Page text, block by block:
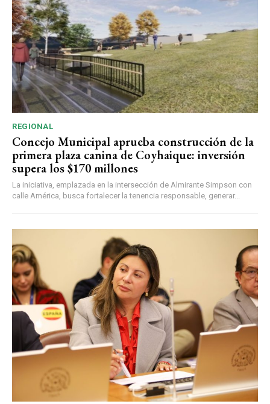
REGIONAL
Concejo Municipal aprueba construcción de la
primera plaza canina de Coyhaique: inversión
supera los $170 millones
La iniciativa, emplazada en la intersección de Almirante Simpson con
calle América, busca fortalecer la tenencia responsable, generar...